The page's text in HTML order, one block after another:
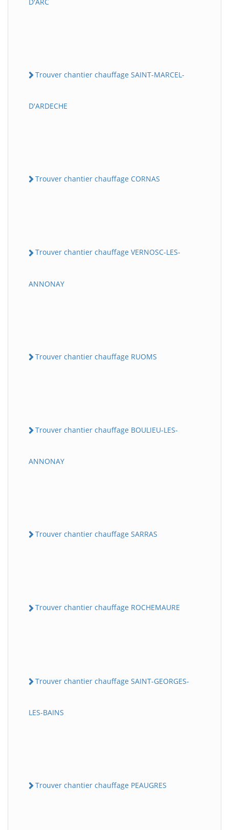
Trouver chantier chauffage SAINT-MARCEL-
D'ARDECHE
Trouver chantier chauffage CORNAS
Trouver chantier chauffage VERNOSC-LES-
ANNONAY
Trouver chantier chauffage RUOMS
Trouver chantier chauffage BOULIEU-LES-
ANNONAY
Trouver chantier chauffage SARRAS
Trouver chantier chauffage ROCHEMAURE
Trouver chantier chauffage SAINT-GEORGES-
LES-BAINS
Trouver chantier chauffage PEAUGRES